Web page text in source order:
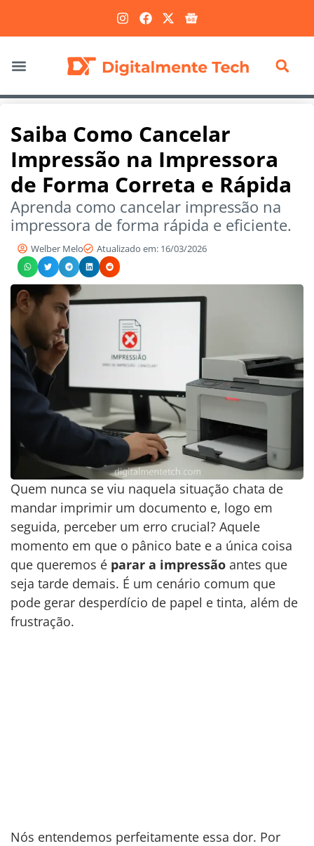
Saiba Como Cancelar
Impressão na Impressora
de Forma Correta e Rápida
Aprenda como cancelar impressão na
impressora de forma rápida e eficiente.
Welber Melo Atualizado em: 16/03/2026
Quem nunca se viu naquela situação chata de
mandar imprimir um documento e, logo em
seguida, perceber um erro crucial? Aquele
momento em que o pânico bate e a única coisa
que queremos é parar a impressão antes que
seja tarde demais. É um cenário comum que
pode gerar desperdício de papel e tinta, além de
frustração.
Nós entendemos perfeitamente essa dor. Por